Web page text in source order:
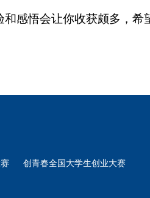
和感悟会让你收获颇多，
创青春全国大学生创业大赛